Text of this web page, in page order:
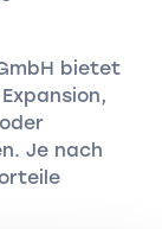
bietet
Je nach